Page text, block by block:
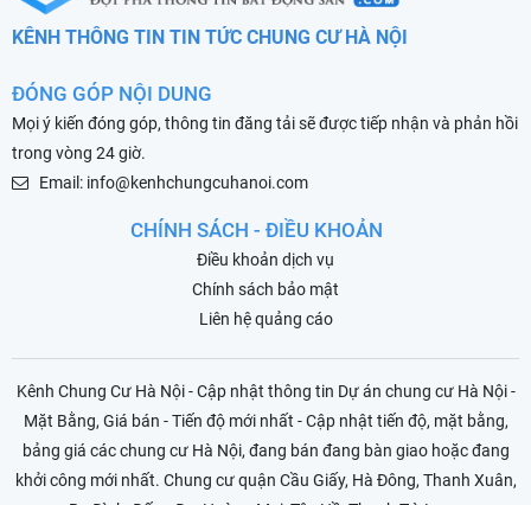
KÊNH THÔNG TIN TIN TỨC CHUNG CƯ HÀ NỘI
ĐÓNG GÓP NỘI DUNG
Mọi ý kiến đóng góp, thông tin đăng tải sẽ được tiếp nhận và phản hồi
trong vòng 24 giờ.
Email: info@kenhchungcuhanoi.com
CHÍNH SÁCH - ĐIỀU KHOẢN
Điều khoản dịch vụ
Chính sách bảo mật
Liên hệ quảng cáo
Kênh Chung Cư Hà Nội - Cập nhật thông tin Dự án chung cư Hà Nội -
Mặt Bằng, Giá bán - Tiến độ mới nhất - Cập nhật tiến độ, mặt bằng,
bảng giá các chung cư Hà Nội, đang bán đang bàn giao hoặc đang
khởi công mới nhất. Chung cư quận Cầu Giấy, Hà Đông, Thanh Xuân,